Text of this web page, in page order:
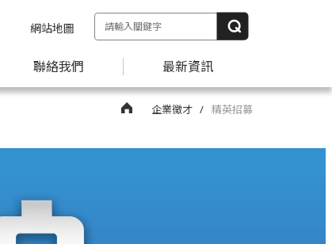
網站地圖
聯絡我們 最新資訊
企業徵才 精英招募